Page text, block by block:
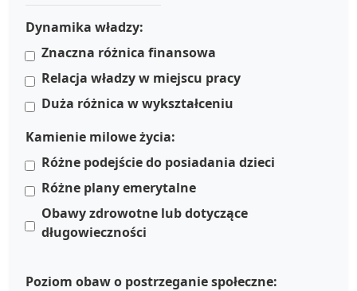
Dynamika władzy:
Znaczna różnica finansowa
Relacja władzy w miejscu pracy
Duża różnica w wykształceniu
Kamienie milowe życia:
Różne podejście do posiadania dzieci
Różne plany emerytalne
Obawy zdrowotne lub dotyczące
długowieczności
Poziom obaw o postrzeganie społeczne: